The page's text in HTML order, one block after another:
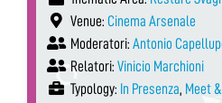
Venue: Cinema Arsenale
Moderatori: Antonio
Relatori: Vinicio Marchioni
Typology: In Presenza, Meet